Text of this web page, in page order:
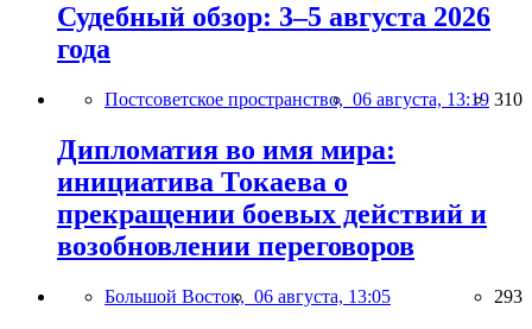
Судебный обзор: 3–5 августа 2026
года
Постсоветское пространство, 06 августа, 13:19 310
Дипломатия во имя мира:
инициатива Токаева о
прекращении боевых действий и
возобновлении переговоров
Большой Восток, 06 августа, 13:05 293